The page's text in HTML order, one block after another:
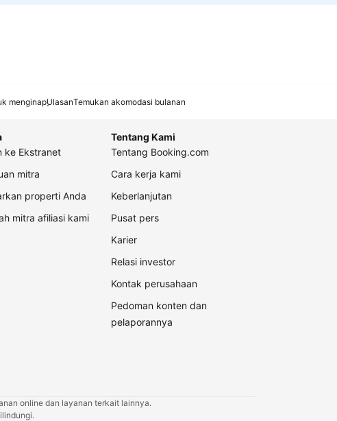
menginapUlasanTemukan akomodasi bulanan
ke Ekstranet
mitra
properti Anda
mitra afiliasi kami
Tentang Kami
Tentang Booking.com
Cara kerja kami
Keberlanjutan
Pusat pers
Karier
Relasi investor
Kontak perusahaan
Pedoman konten dan
pelaporannya
online dan layanan terkait lainnya.